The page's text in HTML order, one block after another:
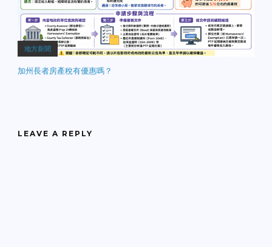
地方新聞
加州長者房產稅有優惠嗎？
LEAVE A REPLY